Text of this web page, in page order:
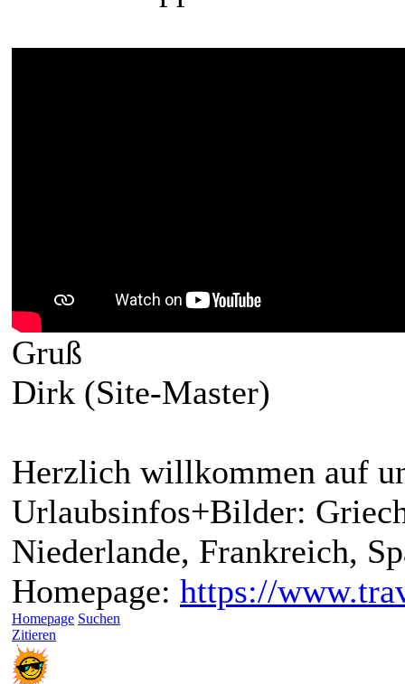
Gruß
Dirk (Site-Master)
Herzlich willkommen auf
Urlaubsinfos+Bilder:
Niederlande, Frankreich,
Homepage: https://
Homepage Suchen
Zitieren